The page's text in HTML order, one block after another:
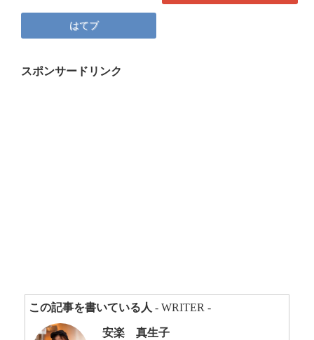
はてブ
スポンサードリンク
この記事を書いている人 - WRITER -
安楽 真生子